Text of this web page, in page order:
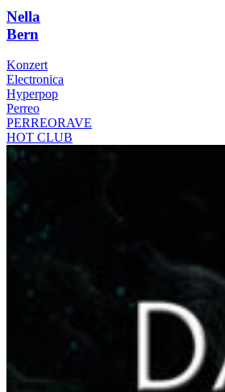
Nella
Bern
Konzert
Electronica
Hyperpop
Perreo
PERREORAVE
HOT CLUB